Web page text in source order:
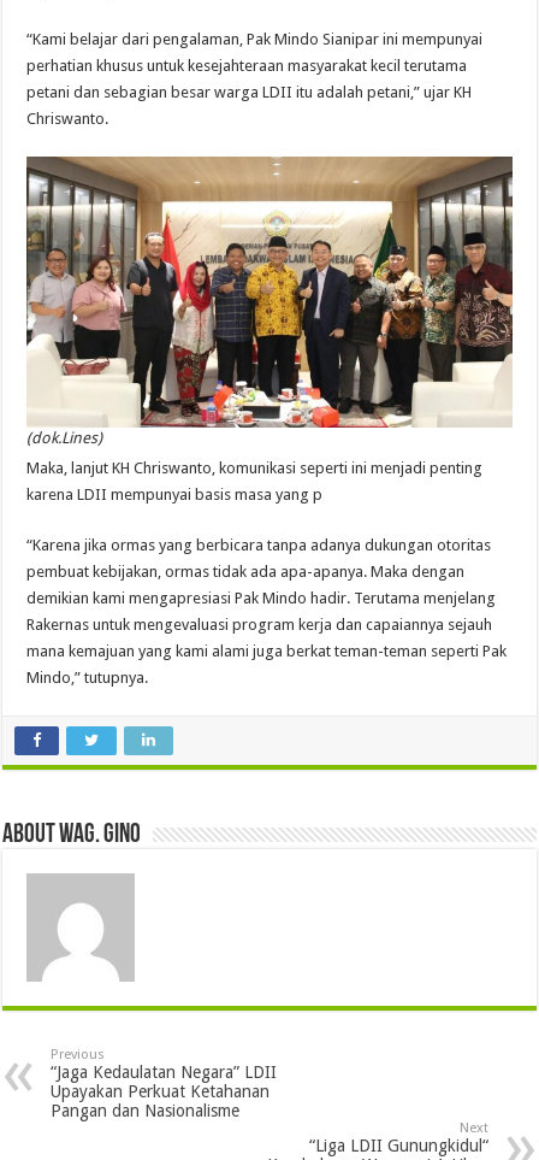
“Kami belajar dari pengalaman, Pak Mindo Sianipar ini mempunyai
perhatian khusus untuk kesejahteraan masyarakat kecil terutama
petani dan sebagian besar warga LDII itu adalah petani,” ujar KH
Chriswanto.
(dok.Lines)
Maka, lanjut KH Chriswanto, komunikasi seperti ini menjadi penting
karena LDII mempunyai basis masa yang p
“Karena jika ormas yang berbicara tanpa adanya dukungan otoritas
pembuat kebijakan, ormas tidak ada apa-apanya. Maka dengan
demikian kami mengapresiasi Pak Mindo hadir. Terutama menjelang
Rakernas untuk mengevaluasi program kerja dan capaiannya sejauh
mana kemajuan yang kami alami juga berkat teman-teman seperti Pak
Mindo,” tutupnya.
About wag. gino
Previous
“Jaga Kedaulatan Negara” LDII
Upayakan Perkuat Ketahanan
Pangan dan Nasionalisme
Next
“Liga LDII Gunungkidul“